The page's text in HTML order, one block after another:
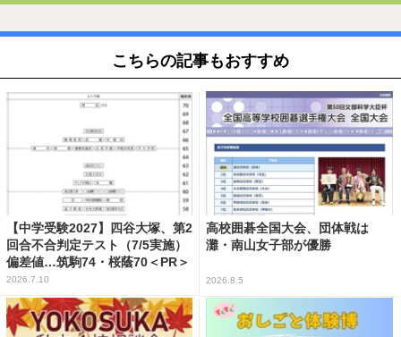
こちらの記事もおすすめ
【中学受験2027】四谷大塚、第2
回合不合判定テスト（7/5実施）
偏差値…筑駒74・桜蔭70＜PR＞
2026.7.10
高校囲碁全国大会、団体戦は
灘・南山女子部が優勝
2026.8.5